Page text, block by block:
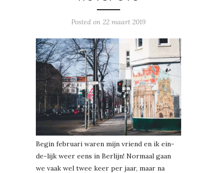
Posted on 22 maart 2019
Begin februari waren mijn vriend en ik ein-
de-lijk weer eens in Berlijn! Normaal gaan
we vaak wel twee keer per jaar, maar na